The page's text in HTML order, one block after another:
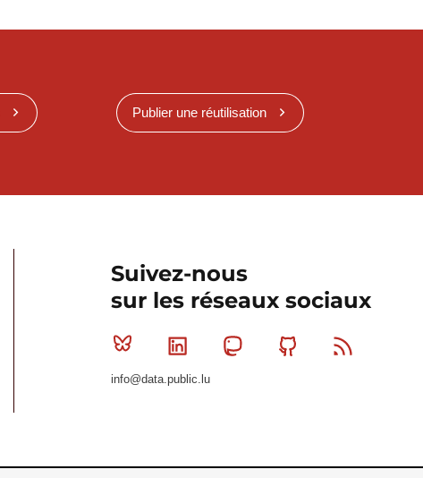
Publier une réutilisation
Suivez-nous
sur les réseaux sociaux
Bluesky Linkedin MastodonGithub
info@data.public.lu